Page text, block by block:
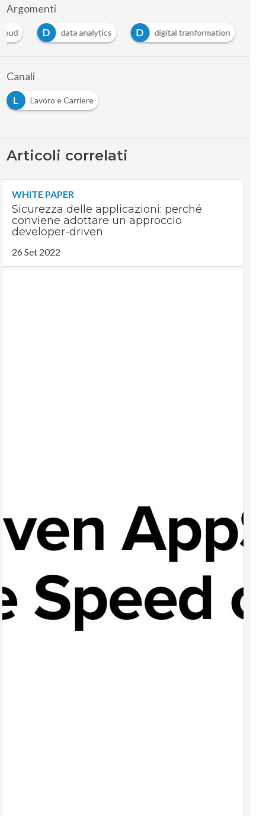
Argomenti
Cloud D data analytics D digital tranformation
Canali
L
Lavoro e Carriere
Articoli correlati
WHITE PAPER
Sicurezza delle applicazioni: perché
conviene adottare un approccio
developer-driven
26 Set 2022